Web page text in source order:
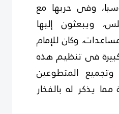
وفى حربها مع
ويبعثون إليها
وكان للإمام
فى تنظيم هذه
المتطوعين
مما يذكر له بالفخار